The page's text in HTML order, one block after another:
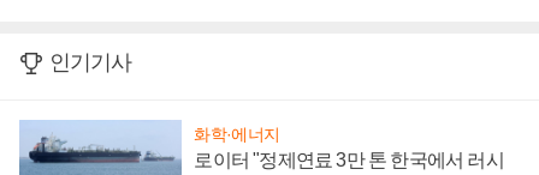
인기기사
화학·에너지
로이터 "정제연료 3만 톤 한국에서 러시